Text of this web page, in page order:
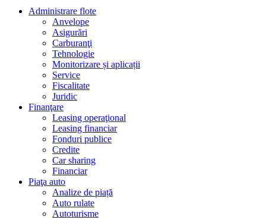
Administrare flote
Anvelope
Asigurări
Carburanţi
Tehnologie
Monitorizare și aplicații
Service
Fiscalitate
Juridic
Finanţare
Leasing operaţional
Leasing financiar
Fonduri publice
Credite
Car sharing
Financiar
Piaţa auto
Analize de piață
Auto rulate
Autoturisme